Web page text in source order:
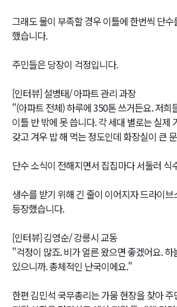
그래도 물이 부족할 경우 이틀에 한번씩 단
했습니다.
주민들은 당장이 걱정입니다.
[인터뷰] 설병태/ 아파트 관리 과장
"(아파트 전체) 하루에 350톤 쓰거든요. 저희
이틀 반 밖에 못 씁니다. 각 세대 별로는 실제
갖고 겨우 밥 해 먹는 정도인데 화장실이 큰
단수 소식이 전해지면서 집집마다 서둘러 식
생수를 받기 위해 긴 줄이 이어지자 드라이
등장했습니다.
[인터뷰] 김영순/ 강릉시 교동
"걱정이 많죠. 비가 얼른 왔으면 좋겠어요. 하
있으니까. 총체적인 난국이에요."
한편 김민석 국무총리는 가뭄 현장을 찾아